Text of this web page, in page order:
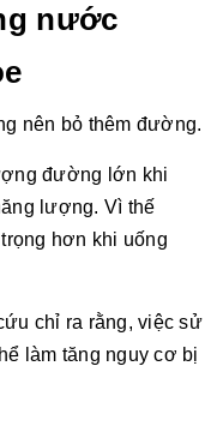
nước
nên bỏ thêm đường.
đường lớn khi
lượng. Vì thế
hơn khi uống
chỉ ra rằng, việc sử
làm tăng nguy cơ bị